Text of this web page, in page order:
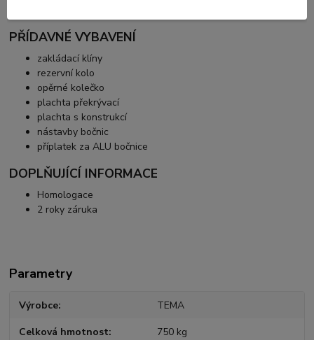
PŘÍDAVNÉ VYBAVENÍ
zakládací klíny
rezervní kolo
opěrné kolečko
plachta překrývací
plachta s konstrukcí
nástavby bočnic
příplatek za ALU bočnice
DOPLŇUJÍCÍ INFORMACE
Homologace
2 roky záruka
Parametry
Výrobce TEMA
Celková hmotnost 750 kg